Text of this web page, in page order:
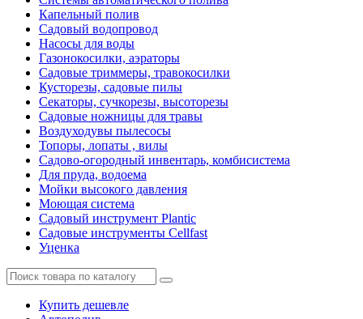
Капельный полив
Садовый водопровод
Насосы для воды
Газонокосилки, аэраторы
Садовые триммеры, травокосилки
Кусторезы, садовые пилы
Секаторы, сучкорезы, высоторезы
Садовые ножницы для травы
Воздуходувы пылесосы
Топоры, лопаты , вилы
Садово-огородный инвентарь, комбисистема
Для пруда, водоема
Мойки высокого давления
Моющая система
Садовый инструмент Plantic
Садовые инструменты Cellfast
Уценка
Купить дешевле